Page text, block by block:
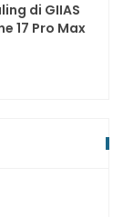
di GIIAS
17 Pro Max